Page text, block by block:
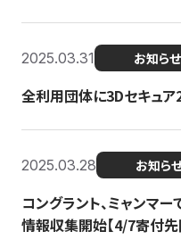
2025.03.31 お知らせ
全利用団体に3Dセキュ
2025.03.28 お知ら
コングラント、ミャンマ
情報収集開始【4/7寄付先